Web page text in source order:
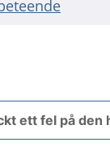
ett fel på den